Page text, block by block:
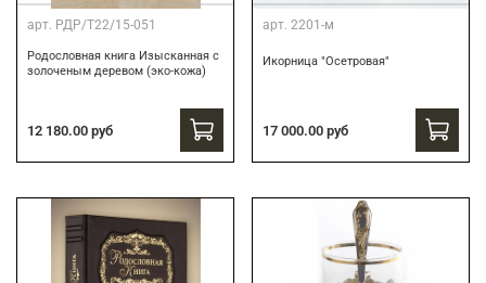
арт. РДР/Т22/15-051
Родословная книга Изысканная с
золоченым деревом (эко-кожа)
12 180.00 руб
арт. 2201-м
Икорница "Осетровая"
17 000.00 руб